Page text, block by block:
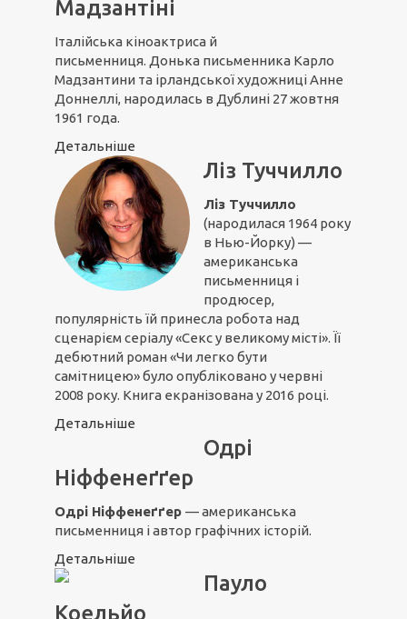
Мадзантіні
Італійська кіноактриса й
письменниця. Донька письменника Карло
Мадзантини та ірландської художниці Анне
Доннеллі, народилась в Дублині 27 жовтня
1961 года.
Детальніше
Ліз Туччилло
Ліз Туччилло
(народилася 1964 року
в Нью-Йорку) —
американська
письменниця і
продюсер,
популярність їй принесла робота над
сценарієм серіалу «Секс у великому місті». Її
дебютний роман «Чи легко бути
самітницею» було опубліковано у червні
2008 року. Книга екранізована у 2016 році.
Детальніше
Одрі
Ніффенеґґер
Одрі Ніффенеґґер — американська
письменниця і автор графічних історій.
Детальніше
Пауло
Коельйо